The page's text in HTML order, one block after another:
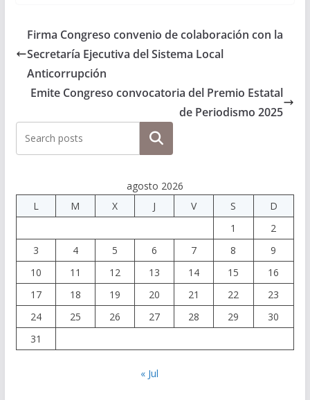
Firma Congreso convenio de colaboración con la
Secretaría Ejecutiva del Sistema Local
Anticorrupción
Emite Congreso convocatoria del Premio Estatal
de Periodismo 2025
Buscar
agosto 2026
L
M X J V S
D
1
2
3
4 5 6 7 8
9
10
11 12 13 14 15
16
17
18 19 20 21 22
23
24
25 26 27 28 29
30
31
« Jul